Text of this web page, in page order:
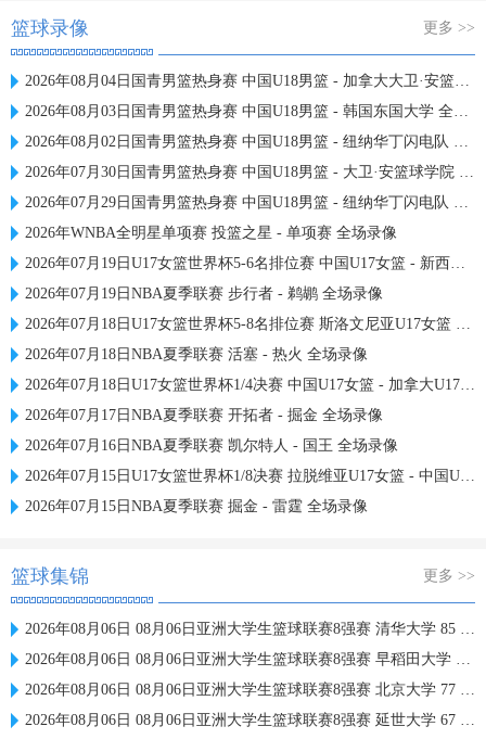
篮球录像 更多 >>
2026年08月04日国青男篮热身赛 中国U18男篮 - 加拿大大卫·安篮球学院 全场录像
2026年08月03日国青男篮热身赛 中国U18男篮 - 韩国东国大学 全场录像
2026年08月02日国青男篮热身赛 中国U18男篮 - 纽纳华丁闪电队 全场录像
2026年07月30日国青男篮热身赛 中国U18男篮 - 大卫·安篮球学院 全场录像
2026年07月29日国青男篮热身赛 中国U18男篮 - 纽纳华丁闪电队 全场录像
2026年WNBA全明星单项赛 投篮之星 - 单项赛 全场录像
2026年07月19日U17女篮世界杯5-6名排位赛 中国U17女篮 - 新西兰U17女篮 全场录像
2026年07月19日NBA夏季联赛 步行者 - 鹈鹕 全场录像
2026年07月18日U17女篮世界杯5-8名排位赛 斯洛文尼亚U17女篮 - 中国U17女篮 全场录像
2026年07月18日NBA夏季联赛 活塞 - 热火 全场录像
2026年07月18日U17女篮世界杯1/4决赛 中国U17女篮 - 加拿大U17女篮 录像
2026年07月17日NBA夏季联赛 开拓者 - 掘金 全场录像
2026年07月16日NBA夏季联赛 凯尔特人 - 国王 全场录像
2026年07月15日U17女篮世界杯1/8决赛 拉脱维亚U17女篮 - 中国U17女篮 录像
2026年07月15日NBA夏季联赛 掘金 - 雷霆 全场录像
篮球集锦 更多 >>
2026年08月06日 08月06日亚洲大学生篮球联赛8强赛 清华大学 85 - 81 菲律宾大学 集锦
2026年08月06日 08月06日亚洲大学生篮球联赛8强赛 早稻田大学 78 - 71 高丽大学 集锦
2026年08月06日 08月06日亚洲大学生篮球联赛8强赛 北京大学 77 - 79 上海交通大学 集锦
2026年08月06日 08月06日亚洲大学生篮球联赛8强赛 延世大学 67 - 72 政治大学 集锦